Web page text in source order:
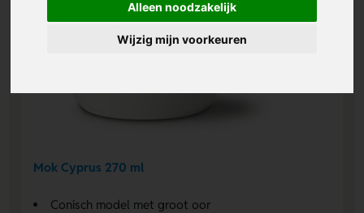
Alleen noodzakelijk
Wijzig mijn voorkeuren
Mok Cyprus 270 ml
Conisch model met groot oor